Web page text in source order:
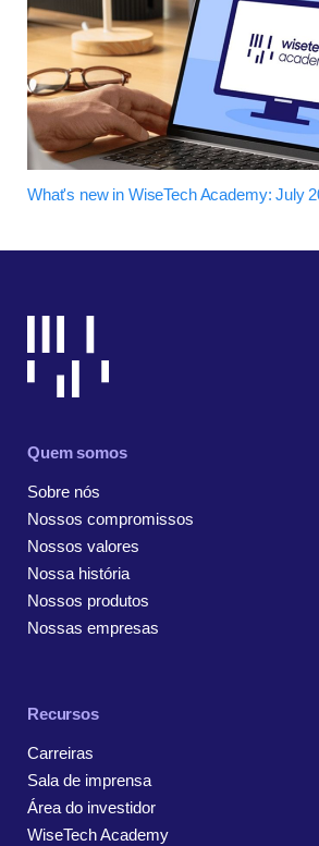
What's new in WiseTech Academy: July
Quem somos
Sobre nós
Nossos compromissos
Nossos valores
Nossa história
Nossos produtos
Nossas empresas
Recursos
Carreiras
Sala de imprensa
Área do investidor
WiseTech Academy